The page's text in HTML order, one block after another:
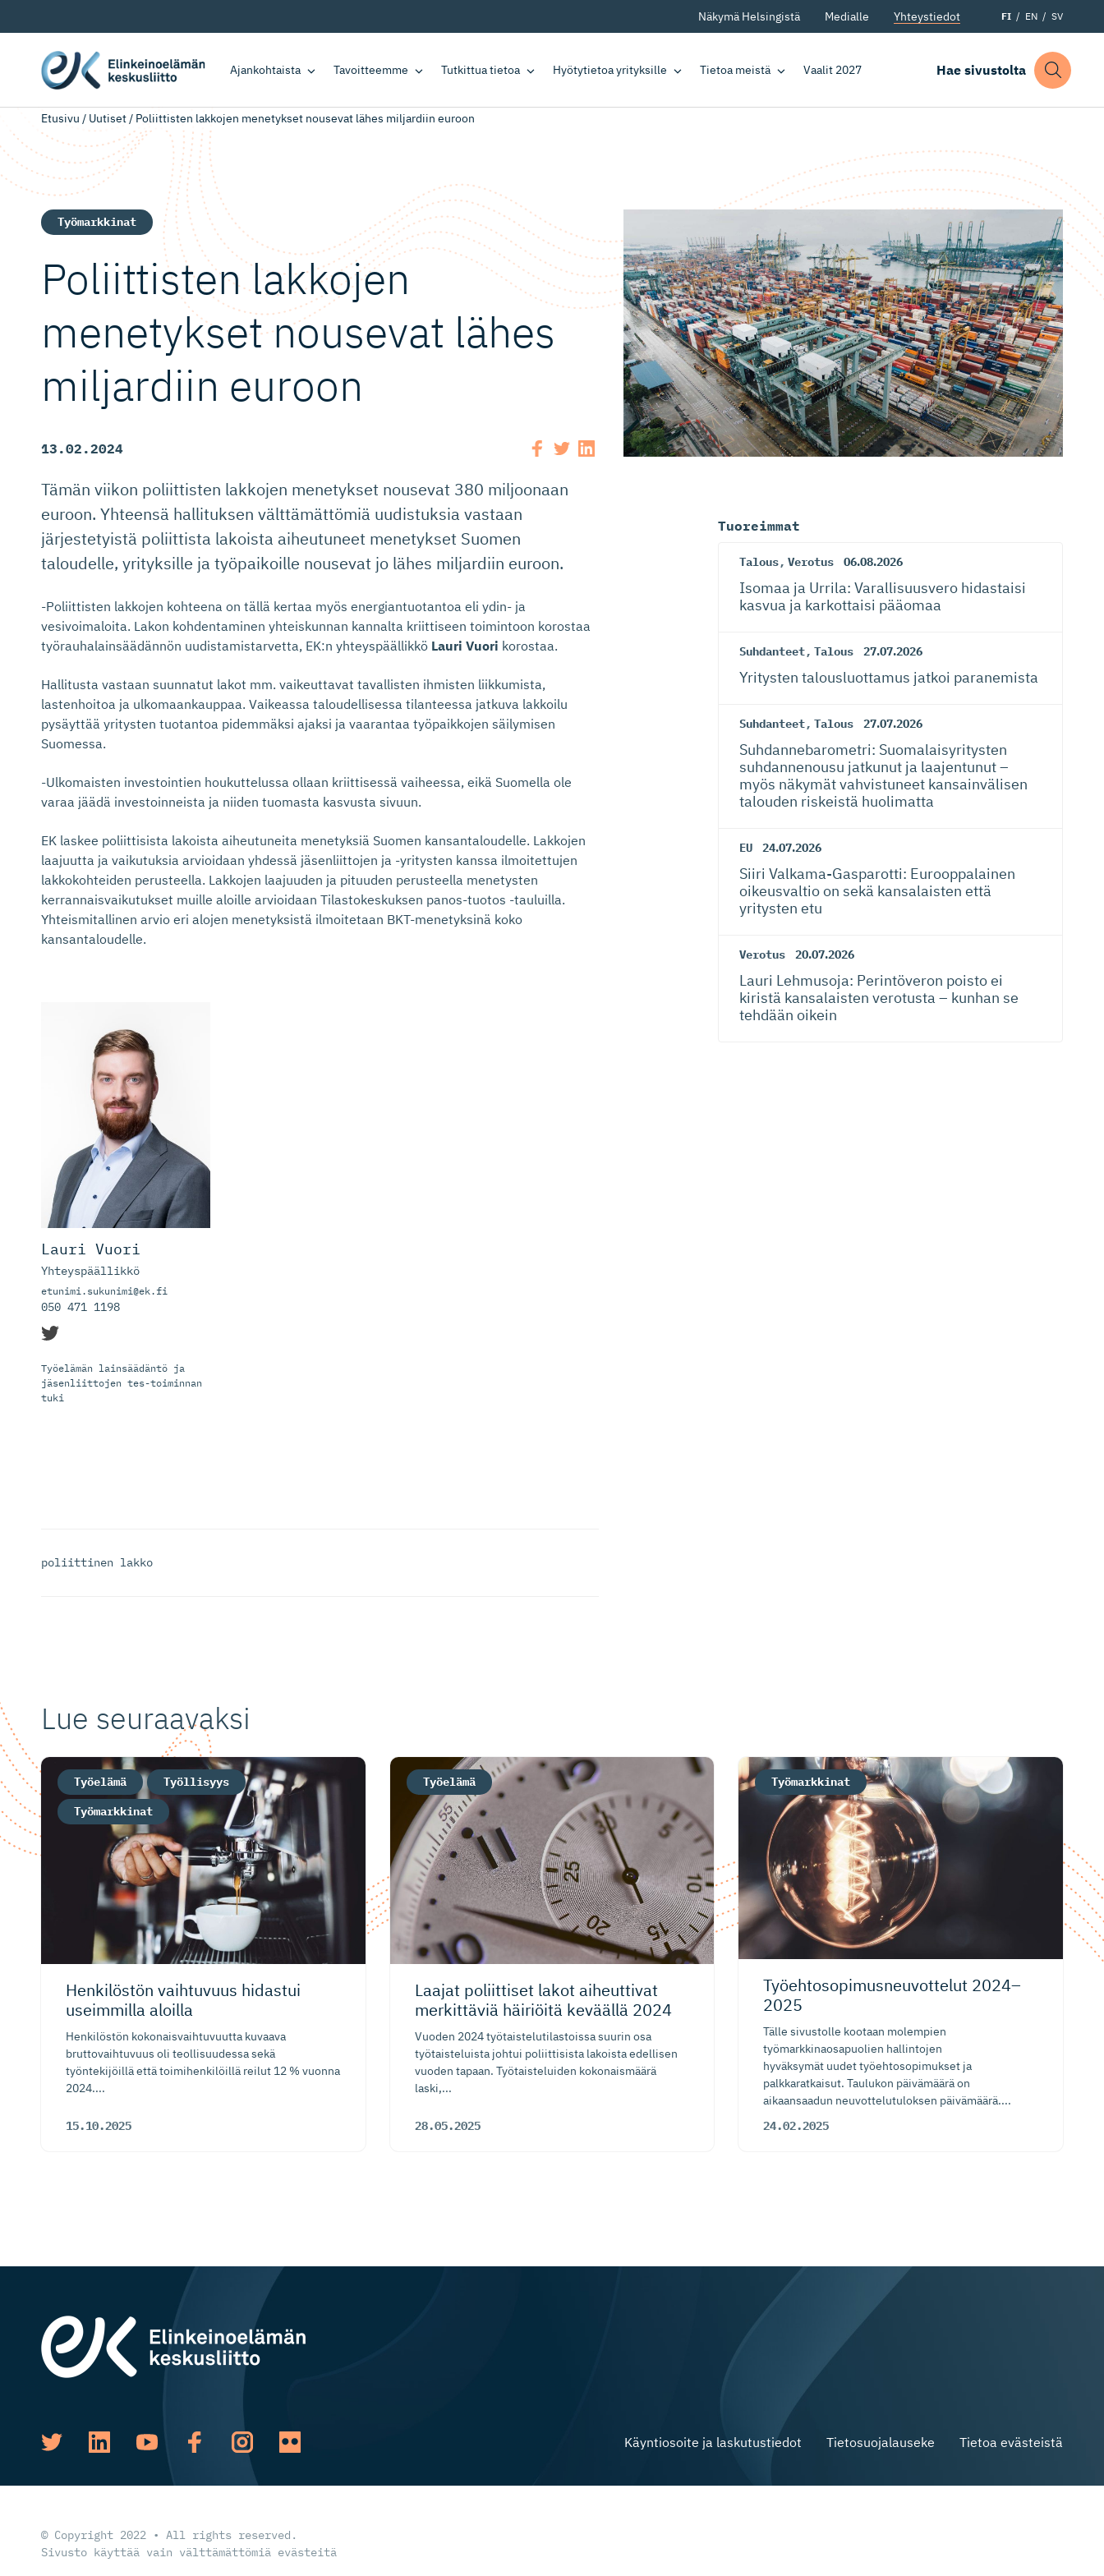
Näkymä Helsingistä Medialle Yhteystiedot FI EN SV
Ajankohtaista Tavoitteemme Tutkittua tietoa Hyötytietoa yrityksille Tietoa meistä Vaalit 2027 Hae sivustolta
Etusivu / Uutiset/ Poliittisten lakkojen menetykset nousevat lähes miljardiin euroon
Työmarkkinat
Poliittisten lakkojen
menetykset nousevat lähes
miljardiin euroon
13.02.2024
Tämän viikon poliittisten lakkojen menetykset nousevat 380 miljoonaan
euroon. Yhteensä hallituksen välttämättömiä uudistuksia vastaan
järjestetyistä poliittista lakoista aiheutuneet menetykset Suomen
taloudelle, yrityksille ja työpaikoille nousevat jo lähes miljardiin euroon.
-Poliittisten lakkojen kohteena on tällä kertaa myös energiantuotantoa eli ydin- ja
vesivoimaloita. Lakon kohdentaminen yhteiskunnan kannalta kriittiseen toimintoon korostaa
työrauhalainsäädännön uudistamistarvetta, EK:n yhteyspäällikkö Lauri Vuori korostaa.
Hallitusta vastaan suunnatut lakot mm. vaikeuttavat tavallisten ihmisten liikkumista,
lastenhoitoa ja ulkomaankauppaa. Vaikeassa taloudellisessa tilanteessa jatkuva lakkoilu
pysäyttää yritysten tuotantoa pidemmäksi ajaksi ja vaarantaa työpaikkojen säilymisen
Suomessa.
-Ulkomaisten investointien houkuttelussa ollaan kriittisessä vaiheessa, eikä Suomella ole
varaa jäädä investoinneista ja niiden tuomasta kasvusta sivuun.
EK laskee poliittisista lakoista aiheutuneita menetyksiä Suomen kansantaloudelle. Lakkojen
laajuutta ja vaikutuksia arvioidaan yhdessä jäsenliittojen ja -yritysten kanssa ilmoitettujen
lakkokohteiden perusteella. Lakkojen laajuuden ja pituuden perusteella menetysten
kerrannaisvaikutukset muille aloille arvioidaan Tilastokeskuksen panos-tuotos -tauluilla.
Yhteismitallinen arvio eri alojen menetyksistä ilmoitetaan BKT-menetyksinä koko
kansantaloudelle.
Lauri Vuori
Yhteyspäällikkö
etunimi.sukunimi@ek.fi
050 471 1198
Työelämän lainsäädäntö ja
jäsenliittojen tes-toiminnan
tuki
poliittinen lakko
Tuoreimmat
Talous, Verotus 06.08.2026
Isomaa ja Urrila: Varallisuusvero hidastaisi
kasvua ja karkottaisi pääomaa
Suhdanteet, Talous 27.07.2026
Yritysten talousluottamus jatkoi paranemista
Suhdanteet, Talous 27.07.2026
Suhdanneba­ro­metri: Suomalaisy­ri­tysten
suhdannenousu jatkunut ja laajentunut –
myös näkymät vahvistuneet kansainvälisen
talouden riskeistä huolimatta
EU 24.07.2026
Siiri Valkama-Gas­pa­rotti: Eurooppalainen
oikeusvaltio on sekä kansalaisten että
yritysten etu
Verotus 20.07.2026
Lauri Lehmusoja: Perintöveron poisto ei
kiristä kansalaisten verotusta – kunhan se
tehdään oikein
Lue seuraavaksi
Henkilöstön vaihtuvuus hidastui
useimmilla aloilla
Henkilöstön kokonaisvaihtuvuutta kuvaava
bruttovaihtuvuus oli teollisuudessa sekä
työntekijöillä että toimihenkilöillä reilut 12 % vuonna
2024....
15.10.2025
Työelämä
Työllisyys
Työmarkkinat
Laajat poliittiset lakot aiheuttivat
merkittäviä häiriöitä keväällä 2024
Vuoden 2024 työtaistelutilastoissa suurin osa
työtaisteluista johtui poliittisista lakoista edellisen
vuoden tapaan. Työtaisteluiden kokonaismäärä
laski,...
28.05.2025
Työelämä
Työehtoso­pi­mus­neu­vottelut 2024–
2025
Tälle sivustolle kootaan molempien
työmarkkinaosapuolien hallintojen
hyväksymät uudet työehtosopimukset ja
palkkaratkaisut. Taulukon päivämäärä on
aikaansaadun neuvottelutuloksen päivämäärä....
24.02.2025
Työmarkkinat
Käyntiosoite ja laskutustiedot Tietosuojalauseke Tietoa evästeistä
© Copyright 2022 • All rights reserved.
Sivusto käyttää vain välttämättömiä evästeitä